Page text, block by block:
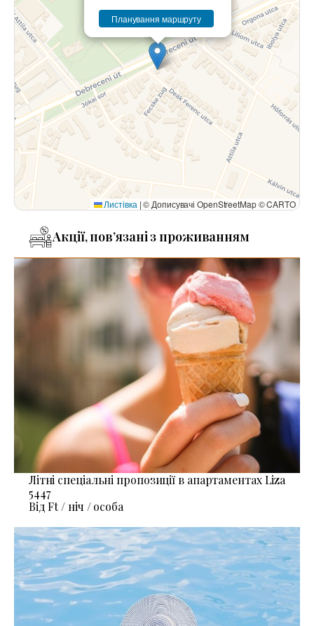
Планування маршруту
Листівка |© Дописувачі OpenStreetMap © CARTO
Акції, пов’язані з проживанням
Літні спеціальні пропозиції в апартаментах Liza
5447
Від Ft / ніч / особа